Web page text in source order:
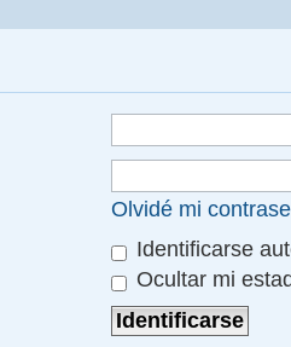
Olvidé mi
Identificarse
Ocultar mi